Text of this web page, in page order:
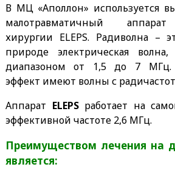
В МЦ «Аполлон» используется
малотравматичный
хирургии ELEPS. Радиволна –
природе электрическая
диапазоном от 1,5 до 7 МГц.
эффект имеют волны с
Аппарат ELEPSработает на
эффективной частоте 2,6 МГц.
Преимуществом лечения на
является: